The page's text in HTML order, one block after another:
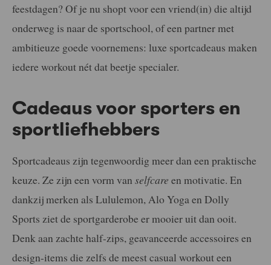
feestdagen? Of je nu shopt voor een vriend(in) die altijd
onderweg is naar de sportschool, of een partner met
ambitieuze goede voornemens: luxe sportcadeaus maken
iedere workout nét dat beetje specialer.
Cadeaus voor sporters en
sportliefhebbers
Sportcadeaus zijn tegenwoordig meer dan een praktische
keuze. Ze zijn een vorm van selfcare en motivatie. En
dankzij merken als Lululemon, Alo Yoga en Dolly
Sports ziet de sportgarderobe er mooier uit dan ooit.
Denk aan zachte half-zips, geavanceerde accessoires en
design-items die zelfs de meest casual workout een